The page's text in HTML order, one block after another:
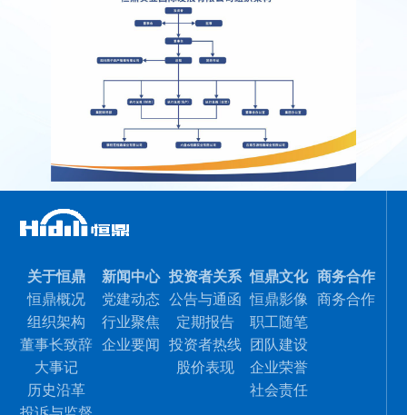
关于恒鼎
恒鼎概况
组织架构
董事长致辞
大事记
历史沿革
新闻中心
党建动态
行业聚焦
企业要闻
投资者关系
公告与通函
定期报告
投资者热线
股价表现
恒鼎文化
恒鼎影像
职工随笔
团队建设
企业荣誉
社会责任
商务合作
商务合作